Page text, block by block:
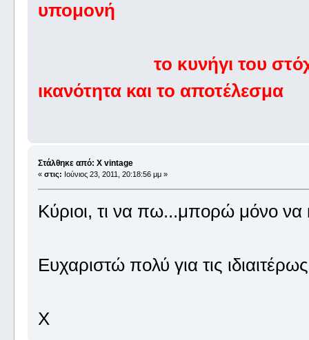
υπομονή
το κυνήγι
ικανότητα και το αποτέλεσμα
Στάλθηκε από: X vintage
« στις: Ιούνιος 23, 2011, 20:18:56 μμ »
Κύριοι, τι να πω...μπορώ μόνο
Ευχαριστώ πολύ για τις
Χ